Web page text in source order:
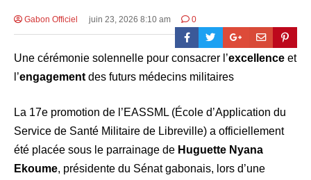
Gabon Officiel juin 23, 2026 8:10 am 0
Une cérémonie solennelle pour consacrer l’excellence et
l’engagement des futurs médecins militaires
La 17e promotion de l’EASSML (École d’Application du
Service de Santé Militaire de Libreville) a officiellement
été placée sous le parrainage de Huguette Nyana
Ekoume, présidente du Sénat gabonais, lors d’une